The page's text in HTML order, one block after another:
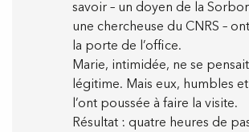
savoir – un doyen de la
une chercheuse du CNRS –
la porte de l’office.
Marie, intimidée, ne se
légitime. Mais eux, humbles
l’ont poussée à faire la visite.
Résultat : quatre heures de